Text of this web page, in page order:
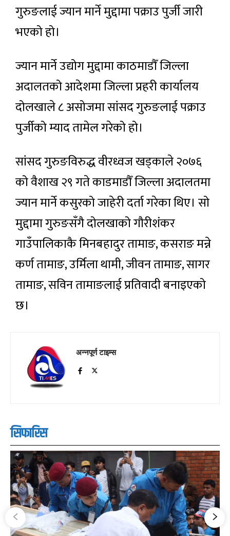
गुरुङलाई ज्यान मार्ने मुद्दामा पक्राउ पुर्जी जारी
भएको हो।
ज्यान मार्ने उद्योग मुद्दामा काठमाडौँ जिल्ला
अदालतको आदेशमा जिल्ला प्रहरी कार्यालय
दोलखाले ८ असोजमा सांसद गुरुङलाई पक्राउ
पुर्जीको म्याद तामेल गरेको हो।
सांसद गुरुङविरुद्ध वीरध्वज खड्काले २०७६
को वैशाख २९ गते काडमाडौँ जिल्ला अदालतमा
ज्यान मार्ने कसुरको जाहेरी दर्ता गरेका थिए। सो
मुद्दामा गुरुङसँगै दोलखाको गौरीशंकर
गाउँपालिकाकै मिनबहादुर तामाङ, कसराङ मन्ने
कर्ण तामाङ, उर्मिला थामी, जीवन तामाङ, सागर
तामाङ, सविन तामाङलाई प्रतिवादी बनाइएको
छ।
अन्नपूर्ण टाइम्स
सिफारिस